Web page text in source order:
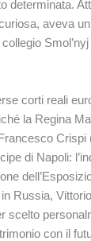
determinata.
aveva
corti reali
la Regina
Crispi
di Napoli:
Russia,
scelto
con il